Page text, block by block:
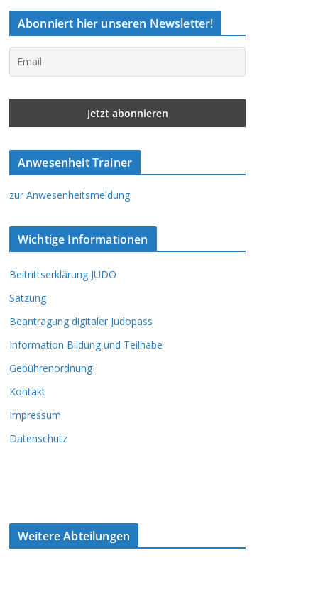
Abonniert hier unseren Newsletter!
Anwesenheit Trainer
zur Anwesenheitsmeldung
Wichtige Informationen
Beitrittserklärung JUDO
Satzung
Beantragung digitaler Judopass
Information Bildung und Teilhabe
Gebührenordnung
Kontakt
Impressum
Datenschutz
Weitere Abteilungen